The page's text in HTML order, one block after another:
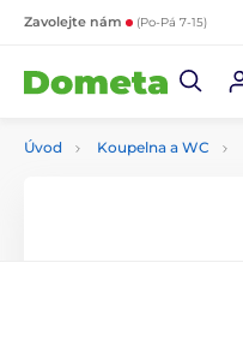
Zavolejte nám (Po-Pá 7-15)
Úvod Koupelna a WC